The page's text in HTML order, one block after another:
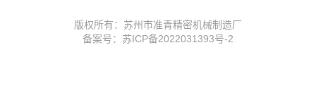
版权所有：苏州市准青精密机械制造厂
备案号：苏ICP备2022031393号-2